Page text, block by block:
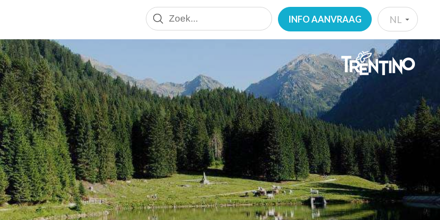
NL
IT
EN
NL
INFO AANVRAAG